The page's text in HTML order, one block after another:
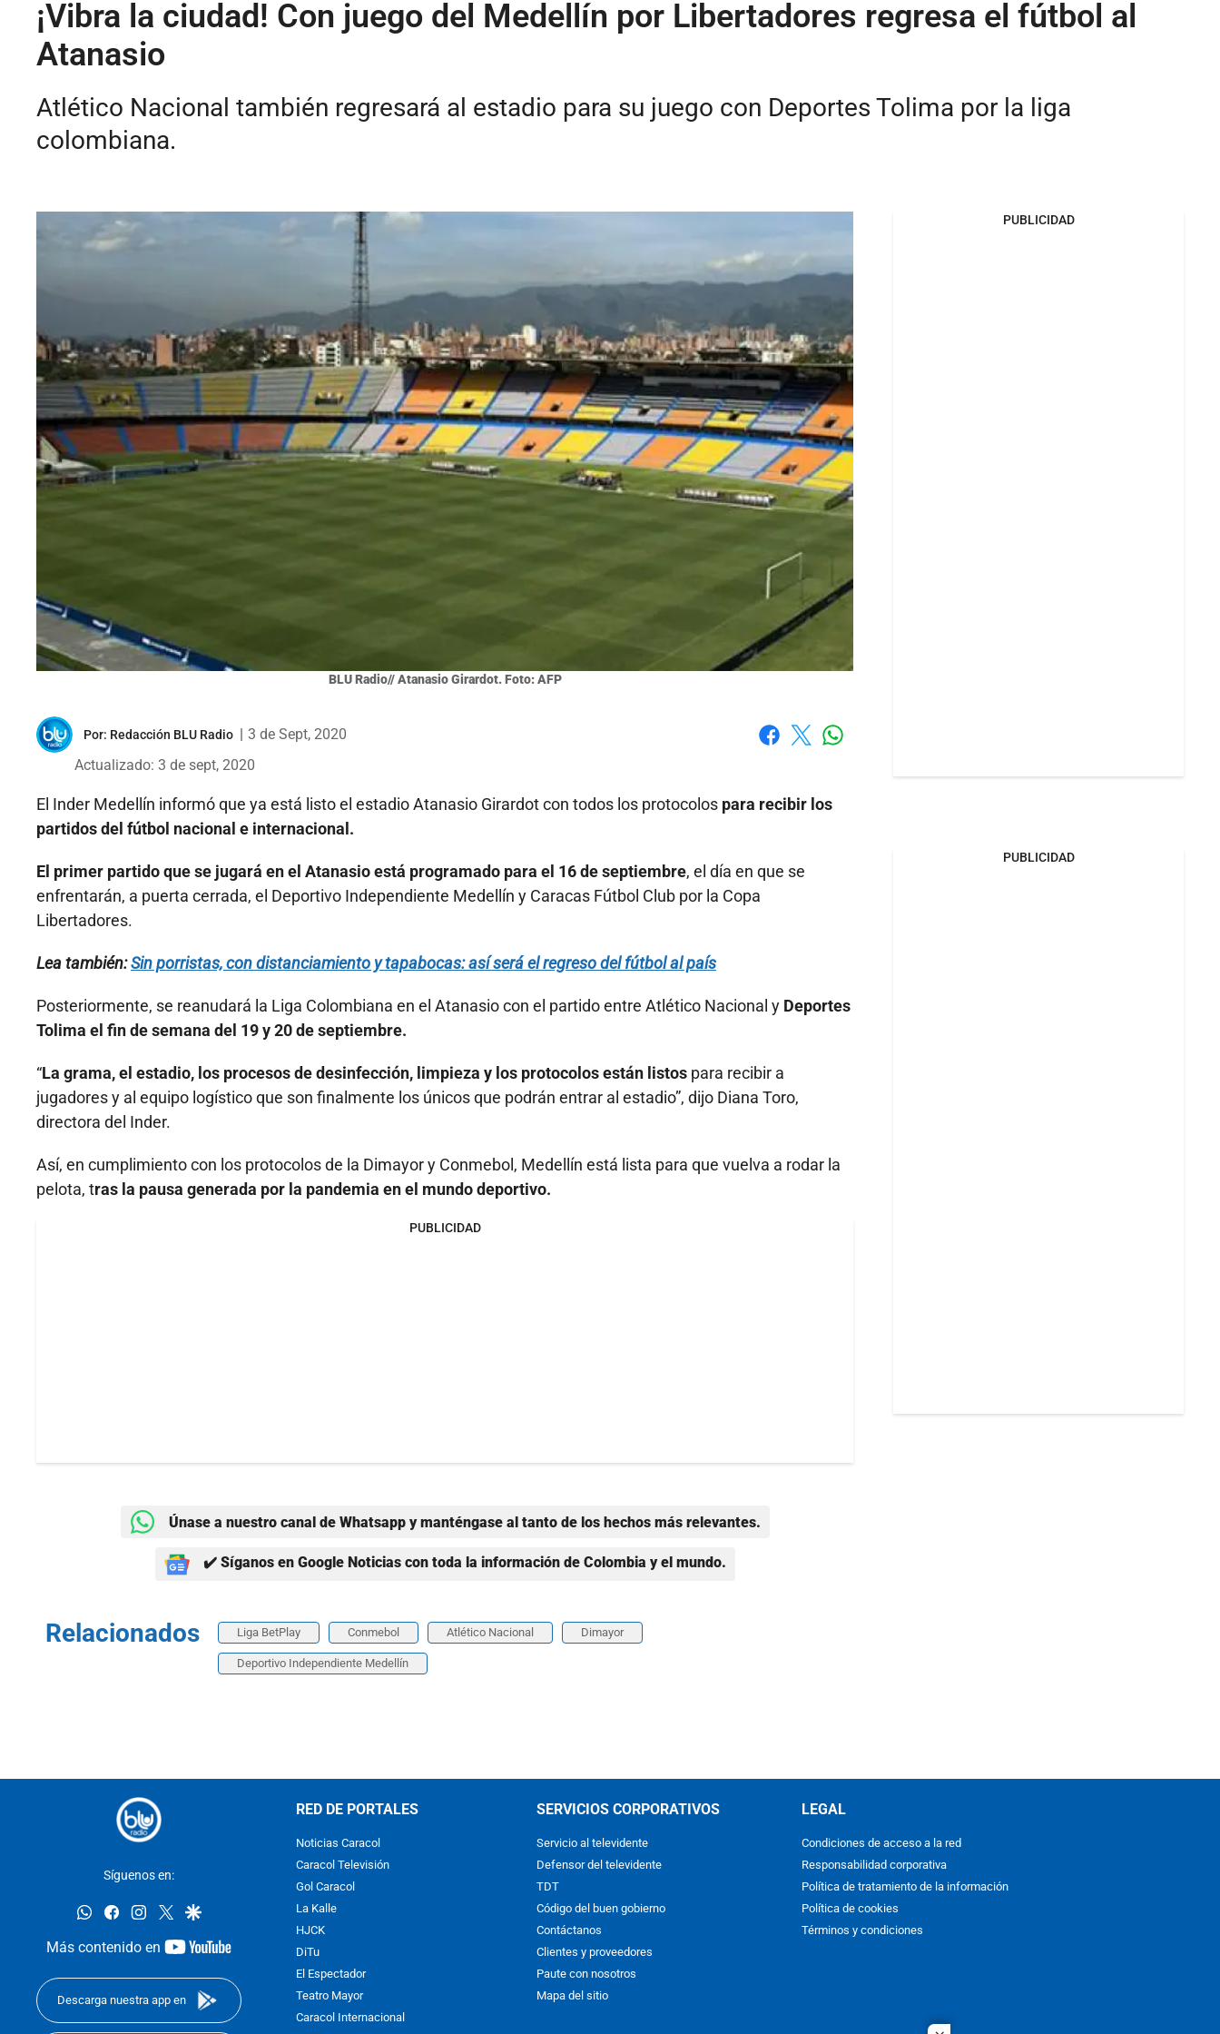
¡Vibra la ciudad! Con juego del Medellín por Libertadores regresa el fútbol al
Atanasio
Atlético Nacional también regresará al estadio para su juego con Deportes Tolima por la liga
colombiana.
BLU Radio// Atanasio Girardot. Foto: AFP
Por: Redacción BLU Radio
3 de Sept, 2020
Actualizado: 3 de sept, 2020
El Inder Medellín informó que ya está listo el estadio Atanasio Girardot con todos los protocolos para recibir los
partidos del fútbol nacional e internacional.
El primer partido que se jugará en el Atanasio está programado para el 16 de septiembre, el día en que se
enfrentarán, a puerta cerrada, el Deportivo Independiente Medellín y Caracas Fútbol Club por la Copa
Libertadores.
Lea también:Sin porristas, con distanciamiento y tapabocas: así será el regreso del fútbol al país
Posteriormente, se reanudará la Liga Colombiana en el Atanasio con el partido entre Atlético Nacional y Deportes
Tolima el fin de semana del 19 y 20 de septiembre.
“La grama, el estadio, los procesos de desinfección, limpieza y los protocolos están listos para recibir a
jugadores y al equipo logístico que son finalmente los únicos que podrán entrar al estadio”, dijo Diana Toro,
directora del Inder.
Así, en cumplimiento con los protocolos de la Dimayor y Conmebol, Medellín está lista para que vuelva a rodar la
pelota, tras la pausa generada por la pandemia en el mundo deportivo.
PUBLICIDAD
Únase a nuestro canal de Whatsapp y manténgase al tanto de los hechos más relevantes.
✔️ Síganos en Google Noticias con toda la información de Colombia y el mundo.
Relacionados Liga BetPlay Conmebol Atlético Nacional Dimayor
Deportivo Independiente Medellín
PUBLICIDAD
PUBLICIDAD
Síguenos en:
whatsappfacebookinstagram
twittergoogle
Más contenido en
youtube-
Descarga nuestra app en
RED DE PORTALES
Noticias Caracol
Caracol Televisión
Gol Caracol
La Kalle
HJCK
DiTu
El Espectador
Teatro Mayor
Caracol Internacional
SERVICIOS CORPORATIVOS
Servicio al televidente
Defensor del televidente
TDT
Código del buen gobierno
Contáctanos
Clientes y proveedores
Paute con nosotros
Mapa del sitio
LEGAL
Condiciones de acceso a la red
Responsabilidad corporativa
Política de tratamiento de la información
Política de cookies
Términos y condiciones